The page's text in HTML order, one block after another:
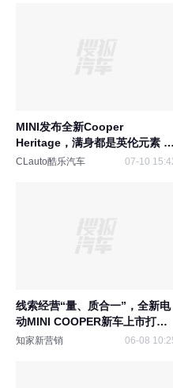
MINI发布全新Cooper
Heritage，满身都是英伦元素 |
酷乐汽车
CLauto酷乐汽车 07-10
线索经营“量、质合一”，全新电
动MINI COOPER新车上市打造
抖音种收一体全链路营销闭环
知家新营销 06-08